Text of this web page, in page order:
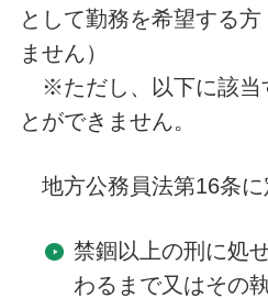
として勤務を希望する
ません）
※ただし、以下に該当
とができません。
地方公務員法第16条に
禁錮以上の刑に処
わるまで又はその